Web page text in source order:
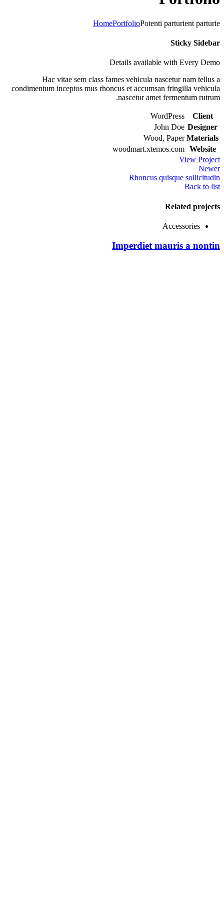
HomePortfolioPotenti parturient parturie
Sticky Sidebar
Details available with Every Demo
Hac vitae sem class fames vehicula nascetur nam tellus a
condimentum inceptos mus rhoncus et accumsan fringilla vehicula
nascetur amet fermentum rutrum.
Client
WordPress
Designer
John Doe
Materials
Wood, Paper
Website
woodmart.xtemos.com
View Project
Newer
Rhoncus quisque sollicitudin
Back to list
Related projects
Accessories
Imperdiet mauris a nontin